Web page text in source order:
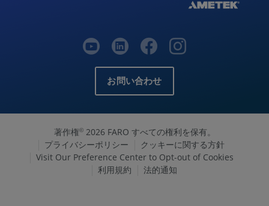
お問い合わせ
著作権©2026 FARO すべての権利を保有。
プライバシーポリシー
クッキーに関する方針
Visit Our Preference Center to Opt-out of Cookies
利用規約
法的通知